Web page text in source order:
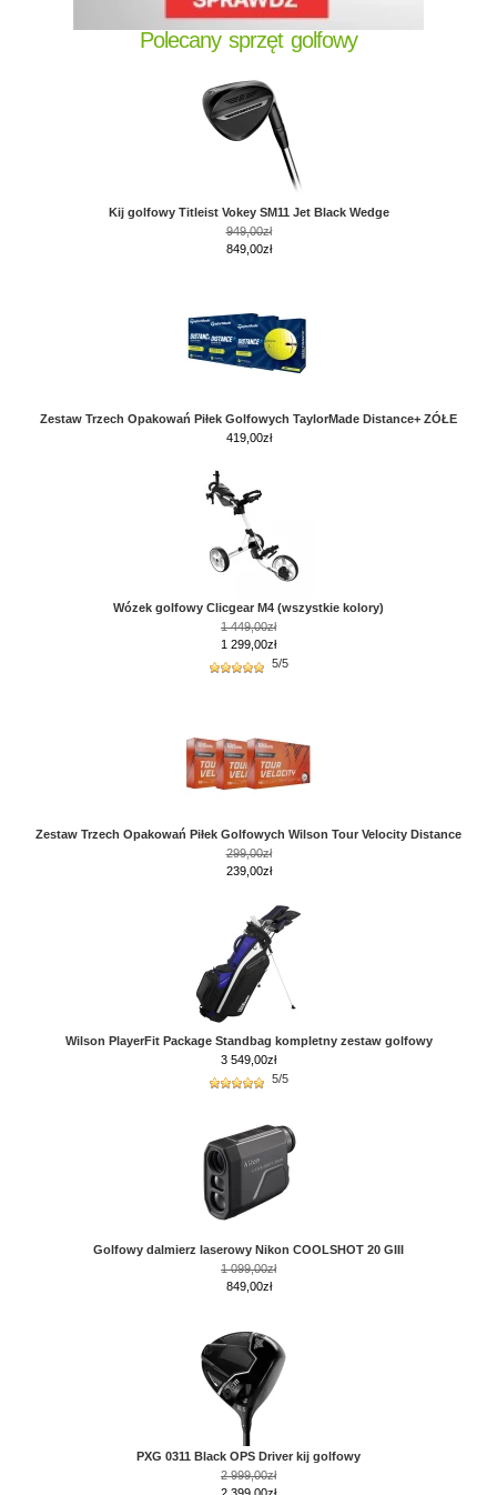
Polecany sprzęt golfowy
Kij golfowy Titleist Vokey SM11 Jet Black Wedge
949,00zł
849,00zł
Zestaw Trzech Opakowań Piłek Golfowych TaylorMade Distance+ ZÓŁE
419,00zł
Wózek golfowy Clicgear M4 (wszystkie kolory)
1 449,00zł
1 299,00zł
5/5
Zestaw Trzech Opakowań Piłek Golfowych Wilson Tour Velocity Distance
299,00zł
239,00zł
Wilson PlayerFit Package Standbag kompletny zestaw golfowy
3 549,00zł
5/5
Golfowy dalmierz laserowy Nikon COOLSHOT 20 GIII
1 099,00zł
849,00zł
PXG 0311 Black OPS Driver kij golfowy
2 999,00zł